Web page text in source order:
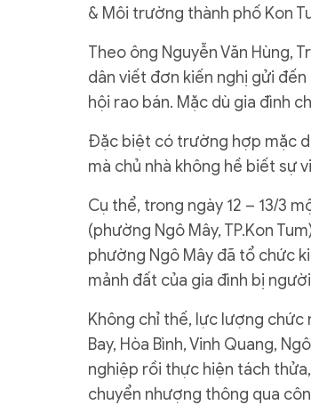
& Môi trường thành phố Kon
Theo ông Nguyễn Văn Hùng,
dân viết đơn kiến nghị gửi
hội rao bán. Mặc dù gia đình
Đặc biệt có trường hợp mặc
mà chủ nhà không hề biết sự
Cụ thể, trong ngày 12 – 13/3
(phường Ngô Mây, TP.Kon
phường Ngô Mây đã tổ chức
mảnh đất của gia đình bị
Không chỉ thế, lực lượng chức
Bay, Hòa Bình, Vinh Quang,
nghiệp rồi thực hiện tách
chuyển nhượng thông qua